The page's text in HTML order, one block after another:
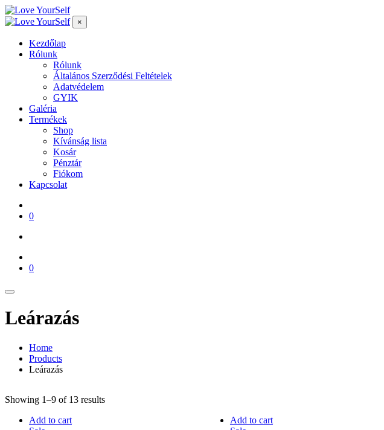
×
Kezdőlap
Rólunk
Rólunk
Általános Szerződési Feltételek
Adatvédelem
GYIK
Galéria
Termékek
Shop
Kívánság lista
Kosár
Pénztár
Fiókom
Kapcsolat
0
0
Leárazás
Home
Products
Leárazás
Showing 1–9 of 13 results
Add to cart
Add to cart